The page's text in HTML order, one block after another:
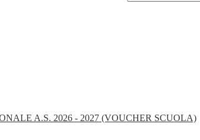
A.S. 2026 - 2027 (VOUCHER SCUOLA)